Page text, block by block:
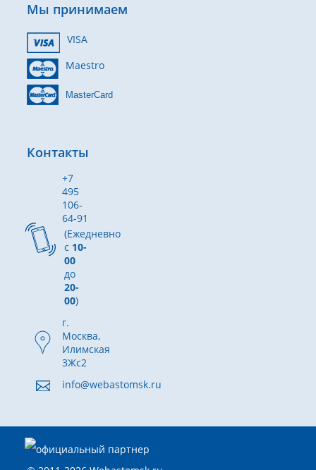
Мы принимаем
VISA
Maestro
MasterCard
Контакты
+7
495
106-
64-91
(Ежедневно
с 10-
00
до
20-
00)
г.
Москва,
Илимская
3Жс2
info@webastomsk.ru